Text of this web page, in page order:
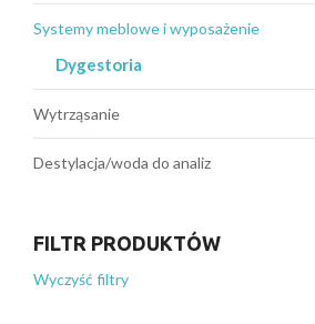
Systemy meblowe i wyposażenie
Dygestoria
Wytrząsanie
Destylacja/woda do analiz
FILTR PRODUKTÓW
Wyczyść filtry